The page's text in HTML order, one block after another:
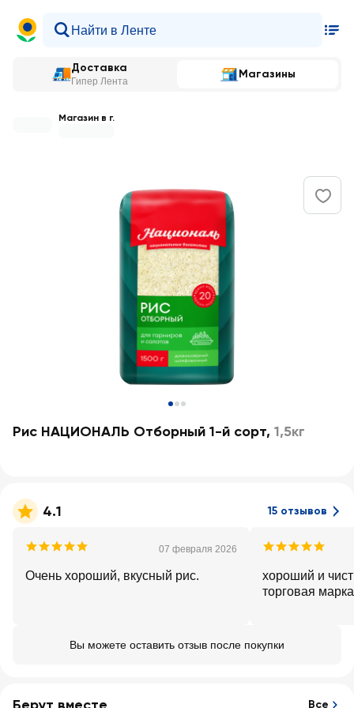
Доставка
Гипер Лента
Магазины
Магазин в г.
Рис НАЦИОНАЛЬ Отборный 1-й сорт, 1,5кг
4.1 15 отзывов
07 февраля 2026
Очень хороший, вкусный рис.
хороший и
торговая
Вы можете оставить отзыв после покупки
Все